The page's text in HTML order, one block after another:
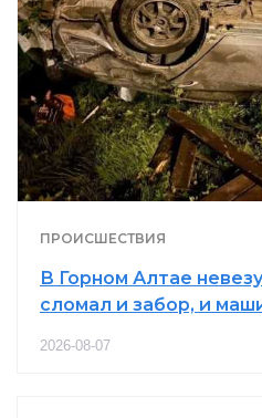
ПРОИСШЕСТВИЯ
В Горном Алтае
сломал и забор, и
2026-08-07